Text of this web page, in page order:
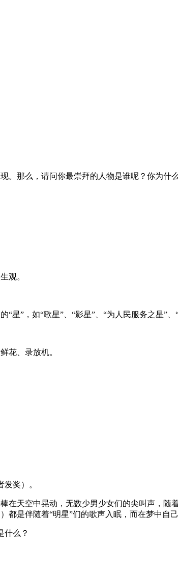
那么，请问你最崇拜的人物是谁呢？你为什
观。
”，如“歌星”、“影星”、“为人民服务之星”、
花、录放机。
奖）。
在天空中晃动，无数少男少女们的尖叫声，随
都是伴随着“明星”们的歌声入眠，而在梦中
什么？